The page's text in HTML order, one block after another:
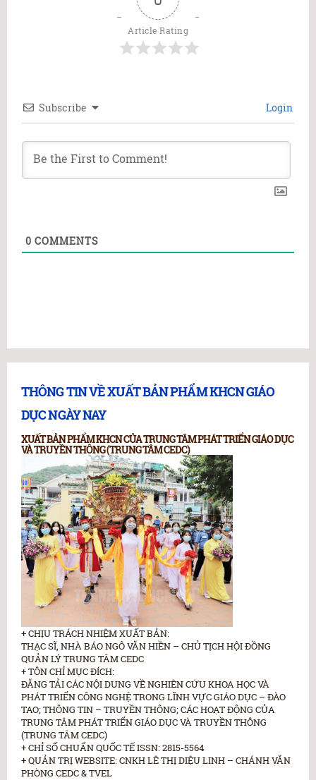
Article Rating
Subscribe Login
0 COMMENTS
THÔNG TIN VỀ XUẤT BẢN PHẨM KHCN GIÁO
DỤC NGÀY NAY
XUẤT BẢN PHẨM KHCN CỦA TRUNG TÂM PHÁT TRIỂN GIÁO DỤC
VÀ TRUYỀN THÔNG (TRUNG TÂM CEDC)
+ CHỊU TRÁCH NHIỆM XUẤT BẢN:
THẠC SĨ, NHÀ BÁO NGÔ VĂN HIỀN – CHỦ TỊCH HỘI ĐỒNG
QUẢN LÝ TRUNG TÂM CEDC
+ TÔN CHỈ MỤC ĐÍCH:
ĐĂNG TẢI CÁC NỘI DUNG VỀ NGHIÊN CỨU KHOA HỌC VÀ
PHÁT TRIỂN CÔNG NGHỆ TRONG LĨNH VỰC GIÁO DỤC – ĐÀO
TAO; THÔNG TIN – TRUYỀN THÔNG; CÁC HOẠT ĐỘNG CỦA
TRUNG TÂM PHÁT TRIỂN GIÁO DỤC VÀ TRUYỀN THÔNG
(TRUNG TÂM CEDC)
+ CHỈ SỐ CHUẨN QUỐC TẾ ISSN: 2815-5564
+ QUẢN TRỊ WEBSITE: CNKH LÊ THỊ DIỆU LINH – CHÁNH VĂN
PHÒNG CEDC & TVEL